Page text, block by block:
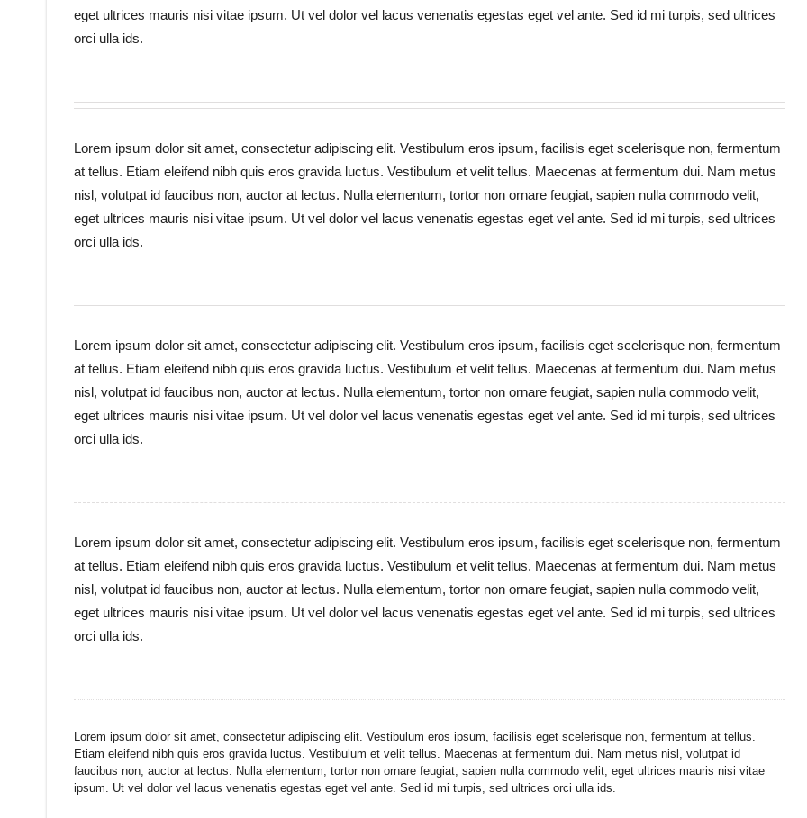
eget ultrices mauris nisi vitae ipsum. Ut vel dolor vel lacus venenatis egestas eget vel ante. Sed id mi turpis, sed ultrices
orci ulla ids.
Lorem ipsum dolor sit amet, consectetur adipiscing elit. Vestibulum eros ipsum, facilisis eget scelerisque non, fermentum
at tellus. Etiam eleifend nibh quis eros gravida luctus. Vestibulum et velit tellus. Maecenas at fermentum dui. Nam metus
nisl, volutpat id faucibus non, auctor at lectus. Nulla elementum, tortor non ornare feugiat, sapien nulla commodo velit,
eget ultrices mauris nisi vitae ipsum. Ut vel dolor vel lacus venenatis egestas eget vel ante. Sed id mi turpis, sed ultrices
orci ulla ids.
Lorem ipsum dolor sit amet, consectetur adipiscing elit. Vestibulum eros ipsum, facilisis eget scelerisque non, fermentum
at tellus. Etiam eleifend nibh quis eros gravida luctus. Vestibulum et velit tellus. Maecenas at fermentum dui. Nam metus
nisl, volutpat id faucibus non, auctor at lectus. Nulla elementum, tortor non ornare feugiat, sapien nulla commodo velit,
eget ultrices mauris nisi vitae ipsum. Ut vel dolor vel lacus venenatis egestas eget vel ante. Sed id mi turpis, sed ultrices
orci ulla ids.
Lorem ipsum dolor sit amet, consectetur adipiscing elit. Vestibulum eros ipsum, facilisis eget scelerisque non, fermentum
at tellus. Etiam eleifend nibh quis eros gravida luctus. Vestibulum et velit tellus. Maecenas at fermentum dui. Nam metus
nisl, volutpat id faucibus non, auctor at lectus. Nulla elementum, tortor non ornare feugiat, sapien nulla commodo velit,
eget ultrices mauris nisi vitae ipsum. Ut vel dolor vel lacus venenatis egestas eget vel ante. Sed id mi turpis, sed ultrices
orci ulla ids.
Lorem ipsum dolor sit amet, consectetur adipiscing elit. Vestibulum eros ipsum, facilisis eget scelerisque non, fermentum at tellus.
Etiam eleifend nibh quis eros gravida luctus. Vestibulum et velit tellus. Maecenas at fermentum dui. Nam metus nisl, volutpat id
faucibus non, auctor at lectus. Nulla elementum, tortor non ornare feugiat, sapien nulla commodo velit, eget ultrices mauris nisi vitae
ipsum. Ut vel dolor vel lacus venenatis egestas eget vel ante. Sed id mi turpis, sed ultrices orci ulla ids.